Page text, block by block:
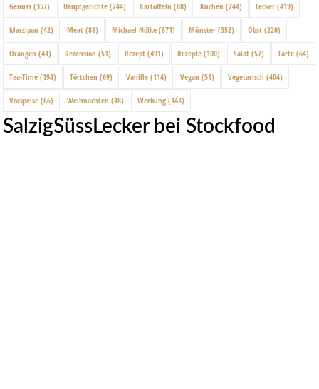
Genuss (357) Hauptgerichte (244) Kartoffeln (88) Kuchen (244) Lecker (419)
Marzipan (42) Meat (88) Michael Nölke (671) Münster (352) Obst (220)
Orangen (44) Rezension (51) Rezept (491) Rezepte (100) Salat (57) Tarte (64)
Tea-Time (194) Törtchen (69) Vanille (114) Vegan (51) Vegetarisch (404)
Vorspeise (66) Weihnachten (48) Werbung (143)
SalzigSüssLecker bei Stockfood